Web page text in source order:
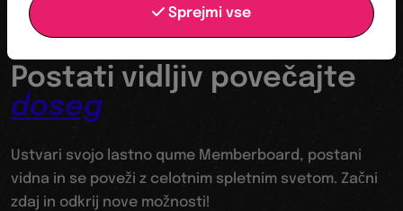
Tvoja odskočna deska v digitalni svet
Postati vidljiv povečajte
doseg
Ustvari svojo lastno qume Memberboard, postani
vidna in se poveži z celotnim spletnim svetom. Začni
zdaj in odkrij nove možnosti!
Sprejmi vse